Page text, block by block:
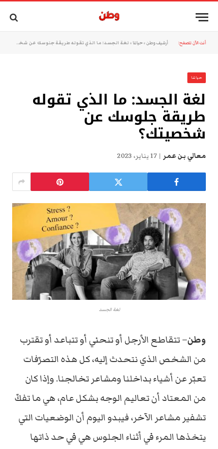
أنت الآن تتصفح: أرشيف وطن »حياتنا » لغة الجسد: ما الذي تقوله طريقة جلوسك عن شخصيتك؟
حياتنا
لغة الجسد: ما الذي تقوله
طريقة جلوسك عن
شخصيتك؟
معالي بن عمر 17 يناير، 2023
لغة الجسد
وطن– تتقاطع الأرجل أو تنحني أو تتباعد أو تقترب
من الشخص الذي نتحدث إليه، كل هذه التصرّفات
تعبّر عن أشياء بداخلنا ومشاعر تخالجنا. وإذا كان
من المعتاد أن تعاليم الوجه بشكل عام، هي ما تفكّ
تشفير مشاعر الآخر، فيبدو اليوم أن الوضعيات التي
يتخذها المرء في أثناء الجلوس هي في حد ذاتها